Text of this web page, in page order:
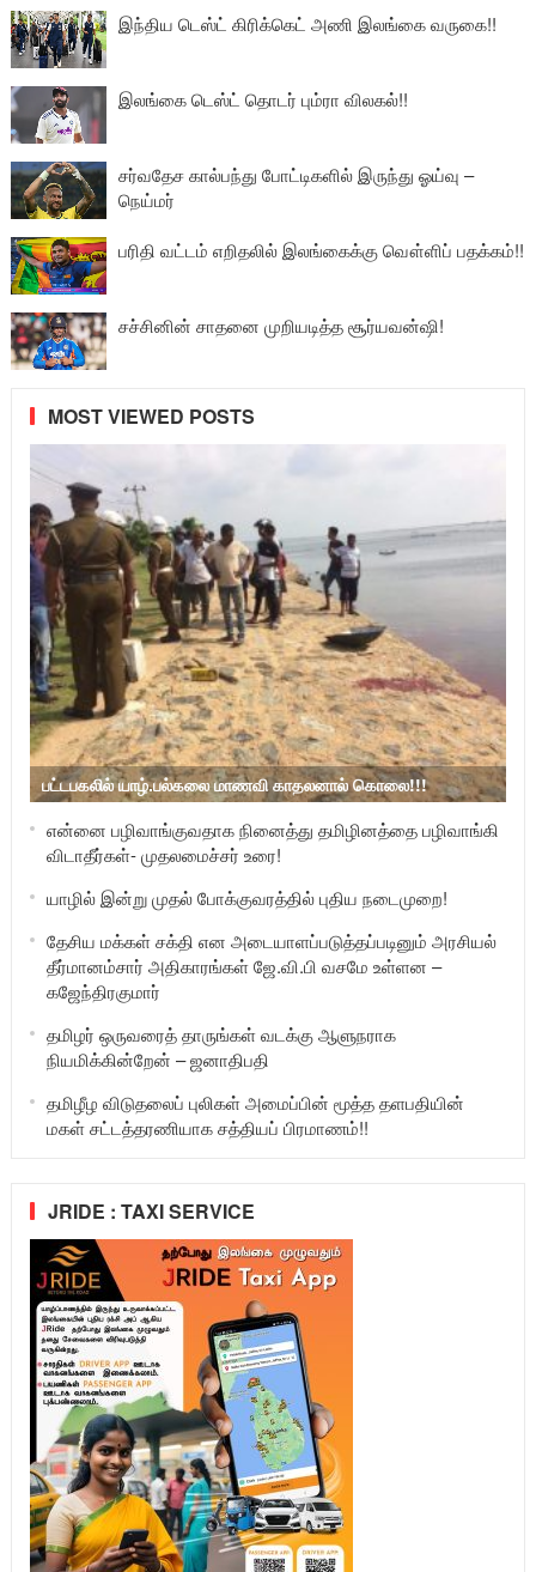
இந்திய டெஸ்ட் கிரிக்கெட் அணி இலங்கை வருகை!!
இலங்கை டெஸ்ட் தொடர் பும்ரா விலகல்!!
சர்வதேச கால்பந்து போட்டிகளில் இருந்து ஓய்வு –
நெய்மர்
பரிதி வட்டம் எறிதலில் இலங்கைக்கு வௌ்ளிப் பதக்கம்!!
சச்சினின் சாதனை முறியடித்த சூர்யவன்ஷி!
MOST VIEWED POSTS
பட்டபகலில் யாழ்.பல்கலை மாணவி காதலனால் கொலை!!!
என்னை பழிவாங்குவதாக நினைத்து தமிழினத்தை பழிவாங்கி
விடாதீர்கள்- முதலமைச்சர் உரை!
யாழில் இன்று முதல் போக்குவரத்தில் புதிய நடைமுறை!
தேசிய மக்கள் சக்தி என அடையாளப்படுத்தப்படினும் அரசியல்
தீர்மானம்சார் அதிகாரங்கள் ஜே.வி.பி வசமே உள்ளன –
கஜேந்திரகுமார்
தமிழர் ஒருவரைத் தாருங்கள் வடக்கு ஆளுநராக
நியமிக்கின்றேன் – ஜனாதிபதி
தமிழீழ விடுதலைப் புலிகள் அமைப்பின் மூத்த தளபதியின்
மகள் சட்டத்தரணியாக சத்தியப் பிரமாணம்!!
JRIDE : TAXI SERVICE